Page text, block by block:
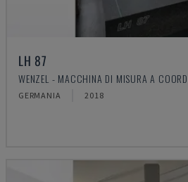
LH 87
WENZEL - MACCHINA DI MISURA A
GERMANIA 2018